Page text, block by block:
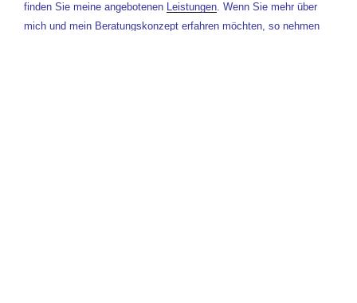
finden Sie meine angebotenen Leistungen. Wenn Sie mehr über
mich und mein Beratungskonzept erfahren möchten, so nehmen